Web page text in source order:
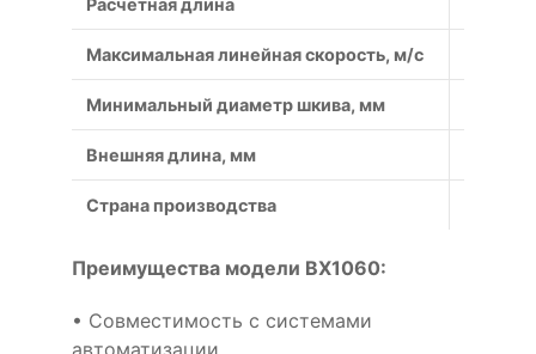
Расчётная длина
Максимальная линейная скорость, м/с
Минимальный диаметр шкива, мм
Внешняя длина, мм
Страна производства
Преимущества модели BX1060:
• Совместимость с системами
автоматизации